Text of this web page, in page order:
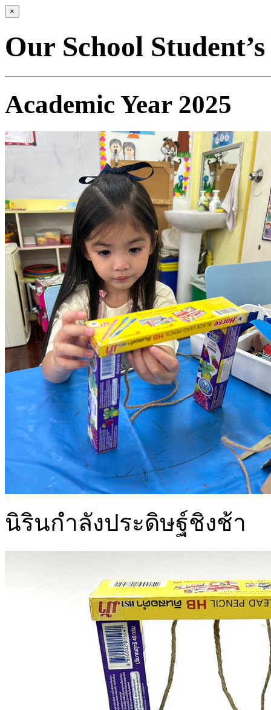
×
Our School
Academic Year 2025
นิรินกำลังประดิษฐ์ชิงช้า